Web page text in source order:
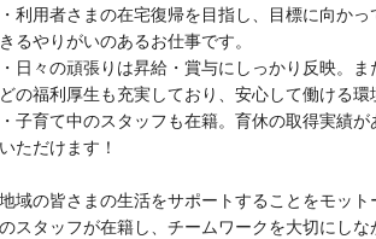
・利用者さまの在宅復帰を目指し、目標に向か
きるやりがいのあるお仕事です。
・日々の頑張りは昇給・賞与にしっかり反映。
どの福利厚生も充実しており、安心して働ける環
・子育て中のスタッフも在籍。育休の取得実績
いただけます！
地域の皆さまの生活をサポートすることをモッ
のスタッフが在籍し、チームワークを大切にしな